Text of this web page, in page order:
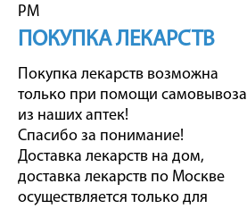
PM
ПОКУПКА ЛЕКАРСТВ
Покупка лекарств возможна
только при помощи самовывоза
из наших аптек!
Спасибо за понимание!
Доставка лекарств на дом,
доставка лекарств по Москве
осуществляется только для